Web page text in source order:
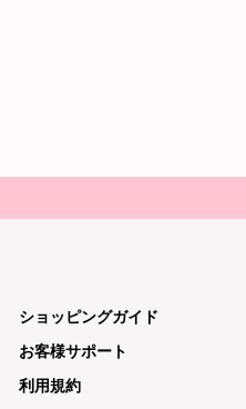
ショッピングガイド
お客様サポート
利用規約